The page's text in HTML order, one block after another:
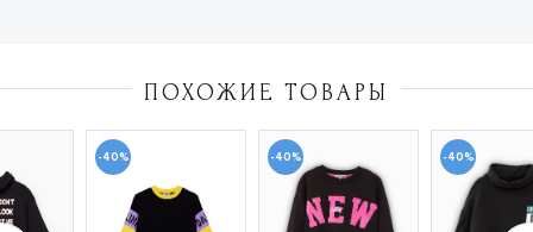
ПОХОЖИЕ ТОВАРЫ
-40% -40% -40%